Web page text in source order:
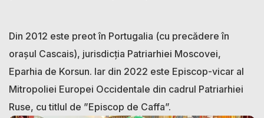
Din 2012 este preot în Portugalia (cu precădere în
oraşul Cascais), jurisdicţia Patriarhiei Moscovei,
Eparhia de Korsun. Iar din 2022 este Episcop-vicar al
Mitropoliei Europei Occidentale din cadrul Patriarhiei
Ruse, cu titlul de ”Episcop de Caffa”.